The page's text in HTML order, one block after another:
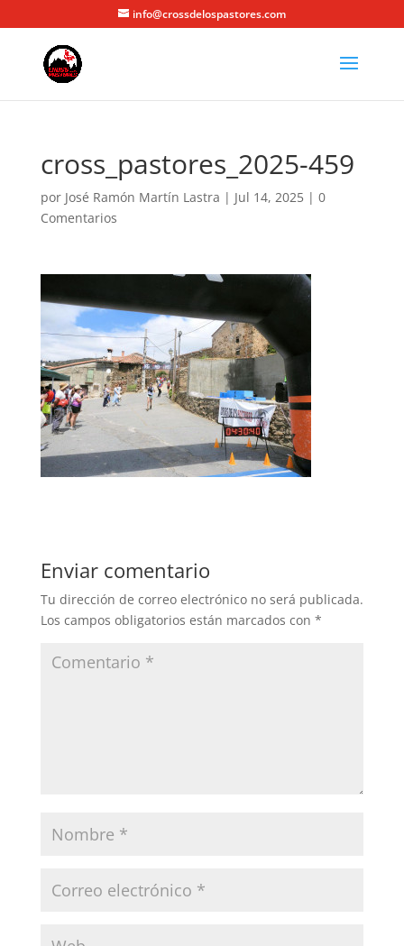
info@crossdelospastores.com
cross_pastores_2025-459
por José Ramón Martín Lastra | Jul 14, 2025| 0
Comentarios
Enviar comentario
Tu dirección de correo electrónico no será publicada.
Los campos obligatorios están marcados con *